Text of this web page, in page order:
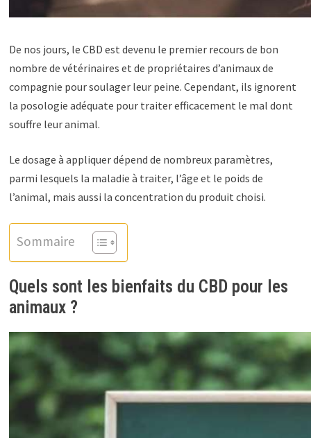
De nos jours, le CBD est devenu le premier recours de bon
nombre de vétérinaires et de propriétaires d’animaux de
compagnie pour soulager leur peine. Cependant, ils ignorent
la posologie adéquate pour traiter efficacement le mal dont
souffre leur animal.
Le dosage à appliquer dépend de nombreux paramètres,
parmi lesquels la maladie à traiter, l’âge et le poids de
l’animal, mais aussi la concentration du produit choisi.
Sommaire
Quels sont les bienfaits du CBD pour les
animaux ?